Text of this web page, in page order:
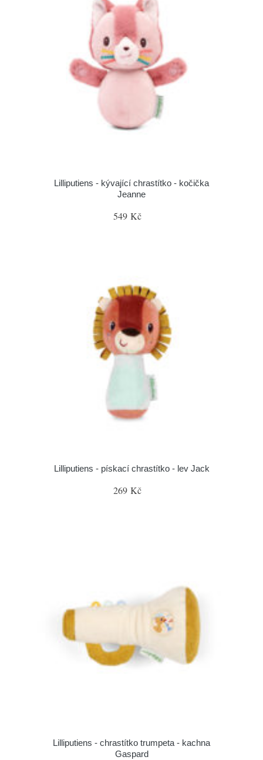
Lilliputiens - kývající chrastítko - kočička
Jeanne
549 Kč
Lilliputiens - pískací chrastítko - lev Jack
269 Kč
Lilliputiens - chrastítko trumpeta - kachna
Gaspard